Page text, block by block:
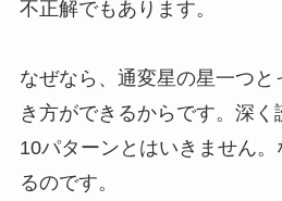
不正解でもあります。
なぜなら、通変星の星一つ
き方ができるからです。深
10パターンとはいきません
るのです。